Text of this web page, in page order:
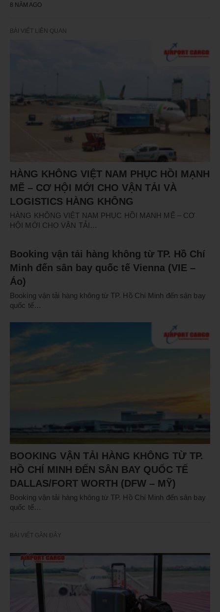
8 NĂM AGO
BÀI VIẾT LIÊN QUAN
HÀNG KHÔNG VIỆT NAM PHỤC HỒI MẠNH
MẼ – CƠ HỘI MỚI CHO VẬN TẢI VÀ
LOGISTICS HÀNG KHÔNG
HÀNG KHÔNG VIỆT NAM PHỤC HỒI MẠNH MẼ – CƠ
HỘI MỚI CHO VẬN TẢI…
Booking vận tải hàng không từ TP. Hồ Chí
Minh đến sân bay quốc tế Vienna (VIE –
Áo)
Booking vận tải hàng không từ TP. Hồ Chí Minh đến sân bay
quốc tế…
BOOKING VẬN TẢI HÀNG KHÔNG TỪ TP.
HỒ CHÍ MINH ĐẾN SÂN BAY QUỐC TẾ
DALLAS/FORT WORTH (DFW – MỸ)
Booking vận tải hàng không từ TP. Hồ Chí Minh đến sân bay
quốc tế…
BÀI VIẾT GẦN ĐÂY